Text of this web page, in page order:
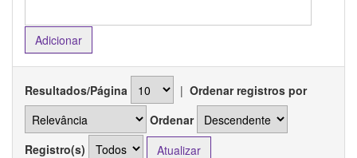
Resultados/Página | Ordenar registros por
Ordenar
Registro(s)